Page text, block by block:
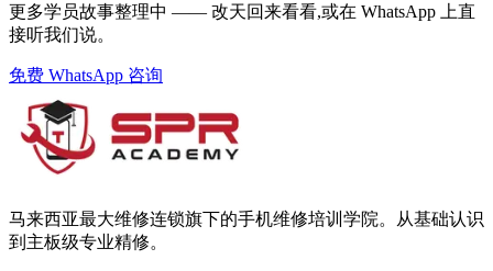
更多学员故事整理中 —— 改天回来看看,或在 WhatsApp 上直
接听我们说。
免费 WhatsApp 咨询
马来西亚最大维修连锁旗下的手机维修培训学院。从基础认识
到主板级专业精修。